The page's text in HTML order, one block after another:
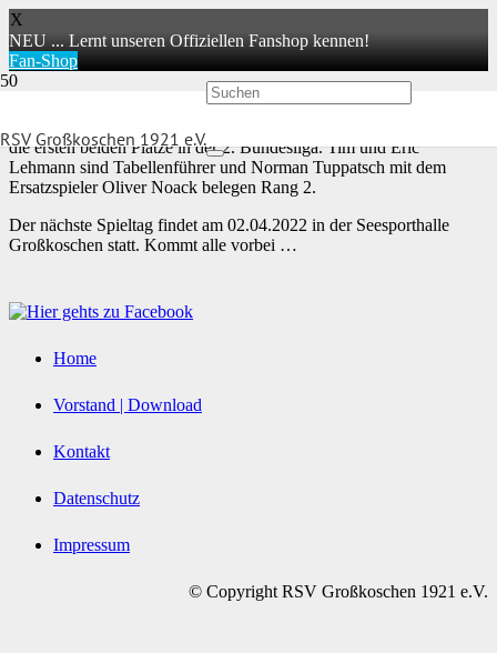
X
NEU ... Lernt unseren Offiziellen Fanshop kennen!
Fan-Shop
RSV Großkoschen 1921 e.V.
die ersten beiden Plätze in der 2. Bundesliga. Tim und Eric
Lehmann sind Tabellenführer und Norman Tuppatsch mit dem
Ersatzspieler Oliver Noack belegen Rang 2.
Der nächste Spieltag findet am 02.04.2022 in der Seesporthalle
Großkoschen statt. Kommt alle vorbei …
Home
Vorstand | Download
Kontakt
Datenschutz
Impressum
© Copyright RSV Großkoschen 1921 e.V.